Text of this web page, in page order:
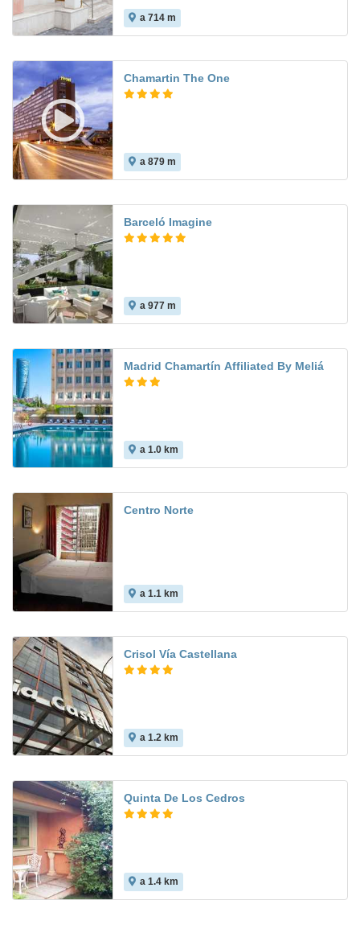
a 714 m
Chamartin The One
a 879 m
Barceló Imagine
a 977 m
Madrid Chamartín Affiliated By Meliá
a 1.0 km
Centro Norte
a 1.1 km
Crisol Vía Castellana
a 1.2 km
Quinta De Los Cedros
a 1.4 km